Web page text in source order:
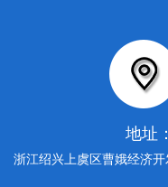
地址：
浙江绍兴上虞区曹娥经济